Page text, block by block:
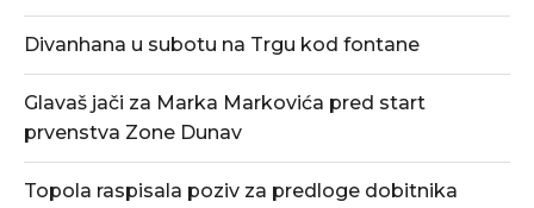
Divanhana u subotu na Trgu kod fontane
Glavaš jači za Marka Markovića pred start
prvenstva Zone Dunav
Topola raspisala poziv za predloge dobitnika